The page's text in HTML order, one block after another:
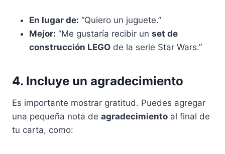
En lugar de: “Quiero un juguete.”
Mejor: “Me gustaría recibir un set de
construcción LEGO de la serie Star Wars.”
4. Incluye un agradecimiento
Es importante mostrar gratitud. Puedes agregar
una pequeña nota de agradecimiento al final de
tu carta, como: